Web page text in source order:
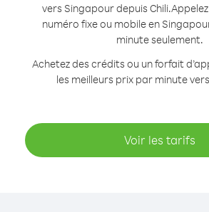
vers Singapour depuis Chili.
numéro fixe ou mobile en
minute seulement.
Achetez des crédits ou un forfait
les meilleurs prix par minute
Voir les tarifs